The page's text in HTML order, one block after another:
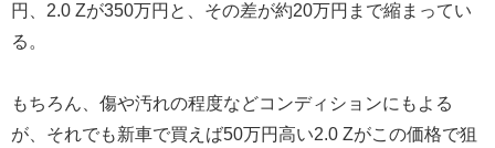
円、2.0 Zが350万円と、その差が約20万円まで縮まってい
る。
もちろん、傷や汚れの程度などコンディションにもよる
が、それでも新車で買えば50万円高い2.0 Zがこの価格で狙